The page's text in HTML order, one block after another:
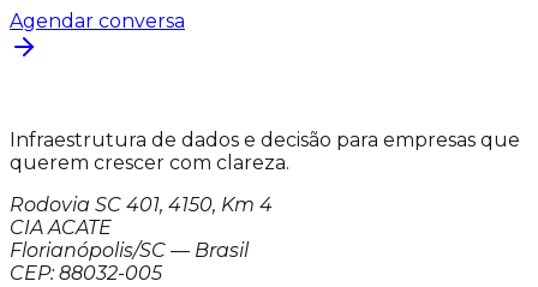
Agendar conversa
Infraestrutura de dados e decisão para empresas que
querem crescer com clareza.
Rodovia SC 401, 4150, Km 4
CIA ACATE
Florianópolis/SC — Brasil
CEP: 88032-005